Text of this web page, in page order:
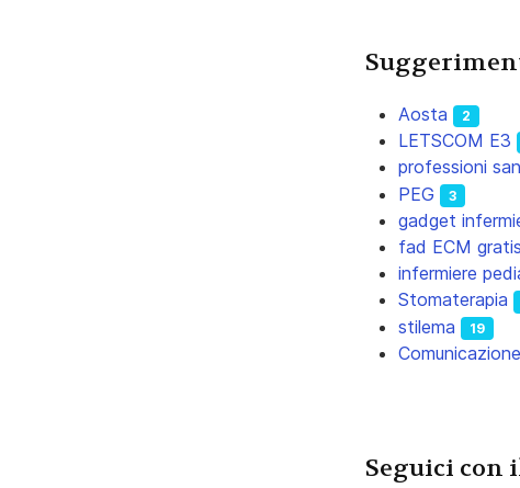
Aosta 2
LETSCOM E3
professioni
PEG 3
gadget
fad ECM
infermiere
Stomaterapia
stilema 19
Comunicazione
Seguici con